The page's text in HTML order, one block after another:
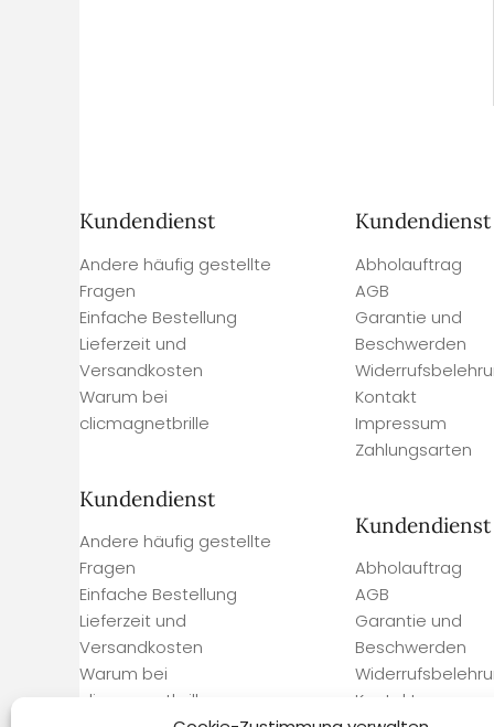
Kundendienst
Andere häufig gestellte
Fragen
Einfache Bestellung
Lieferzeit und
Versandkosten
Warum bei
clicmagnetbrille
Kundendienst
Andere häufig gestellte
Fragen
Einfache Bestellung
Lieferzeit und
Versandkosten
Warum bei
clicmagnetbrille
Kundendienst
Abholauftrag
AGB
Garantie und
Beschwerden
Kontakt
Impressum
Zahlungsarten
Kundendienst
Abholauftrag
AGB
Garantie und
Beschwerden
Kontakt